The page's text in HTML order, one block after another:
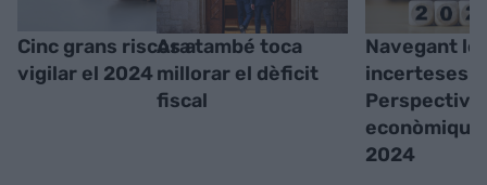
Cinc grans riscos a
vigilar el 2024
Ara també toca
millorar el dèficit
fiscal
Navegant
incerteses:
2024